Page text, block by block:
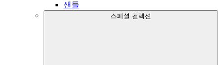
샌들
스페셜 컬렉션